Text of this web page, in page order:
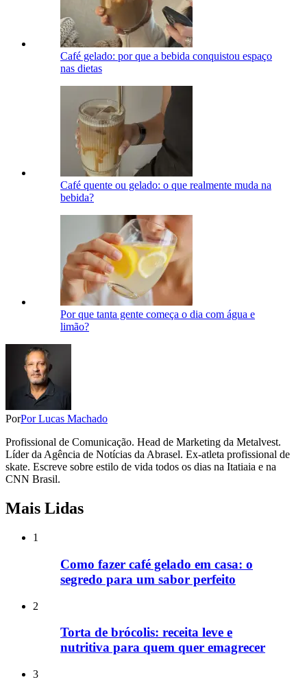
Café gelado: por que a bebida conquistou espaço
nas dietas
Café quente ou gelado: o que realmente muda na
bebida?
Por que tanta gente começa o dia com água e
limão?
PorPor Lucas Machado
Profissional de Comunicação. Head de Marketing da Metalvest.
Líder da Agência de Notícias da Abrasel. Ex-atleta profissional de
skate. Escreve sobre estilo de vida todos os dias na Itatiaia e na
CNN Brasil.
Mais Lidas
1
Como fazer café gelado em casa: o
segredo para um sabor perfeito
2
Torta de brócolis: receita leve e
nutritiva para quem quer emagrecer
3